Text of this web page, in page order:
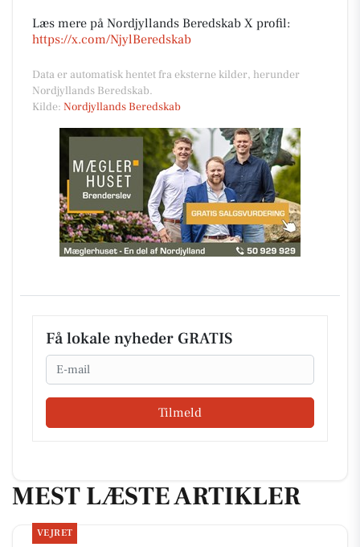
Læs mere på Nordjyllands Beredskab X profil:
https://x.com/NjylBeredskab
Data er automatisk hentet fra eksterne kilder, herunder
Nordjyllands Beredskab.
Kilde: Nordjyllands Beredskab
Få lokale nyheder GRATIS
Email
Tilmeld
MEST LÆSTE ARTIKLER
VEJRET